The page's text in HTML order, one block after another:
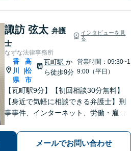
諏訪 弦太 弁護
士
インタビューを見
る
なずな法律事務所
香
川
県
高
松
市
瓦町駅 か
ら徒歩9分
営業時間：09:30~1
9:00（平日）
【瓦町駅9分】【初回相談30分無料】
【身近で気軽に相談できる弁護士】刑
事事件、インターネット、労働・雇用
りで悩む前に、まずは無料の初回相談
でお話をお聞かせください。【電話相
メールでお問い合わせ